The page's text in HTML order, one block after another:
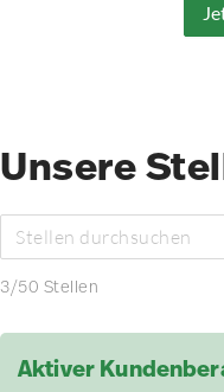
Unsere
3/50 Stellen
Aktiver